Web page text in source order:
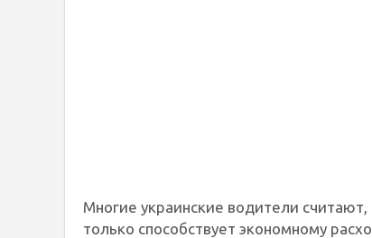
Многие украинские водители считают,
только способствует экономному